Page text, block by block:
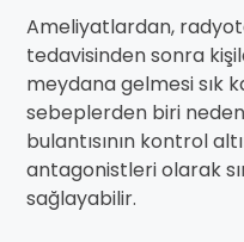
Ameliyatlardan,
tedavisinden sonra
meydana gelmesi sık
sebeplerden biri
bulantısının kontrol
antagonistleri olarak
sağlayabilir.